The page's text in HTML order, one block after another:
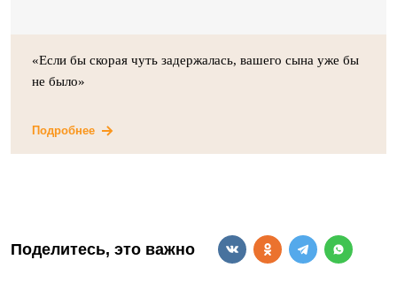
«Если бы скорая чуть задержалась, вашего сына уже бы
не было»
Подробнее
Поделитесь, это важно